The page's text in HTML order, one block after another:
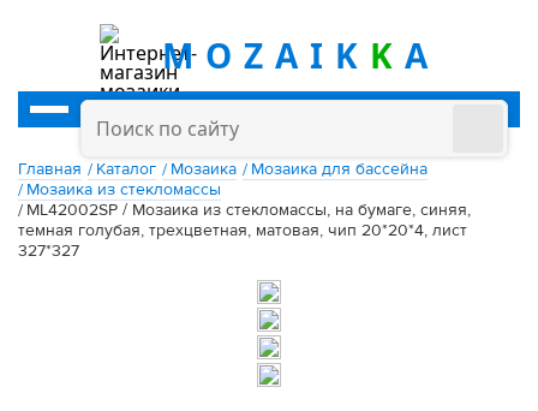
MOZAIK K A
Главная Каталог Мозаика
Мозаика для бассейна
Мозаика из стекломассы
ML42002SP / Мозаика из стекломассы, на бумаге, синяя,
темная голубая, трехцветная, матовая, чип 20*20*4, лист
327*327